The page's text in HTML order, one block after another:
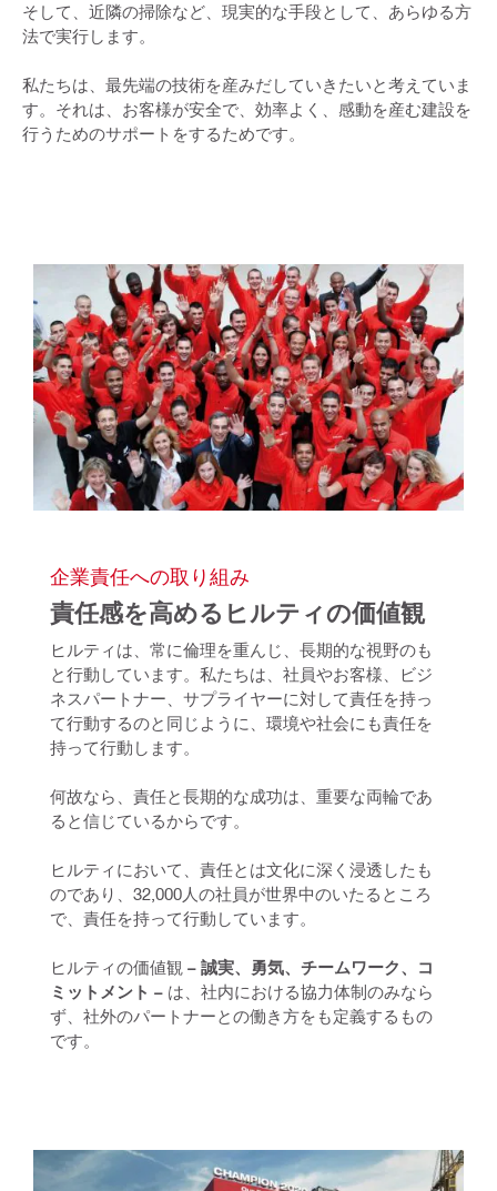
そして、近隣の掃除など、現実的な手段として、あらゆる方
法で実行します。
私たちは、最先端の技術を産みだしていきたいと考えていま
す。それは、お客様が安全で、効率よく、感動を産む建設を
行うためのサポートをするためです。
企業責任への取り組み
責任感を高めるヒルティの価値観
ヒルティは、常に倫理を重んじ、長期的な視野のも
と行動しています。私たちは、社員やお客様、ビジ
ネスパートナー、サプライヤーに対して責任を持っ
て行動するのと同じように、環境や社会にも責任を
持って行動します。
何故なら、責任と長期的な成功は、重要な両輪であ
ると信じているからです。
ヒルティにおいて、責任とは文化に深く浸透したも
のであり、32,000人の社員が世界中のいたるところ
で、責任を持って行動しています。
ヒルティの価値観 – 誠実、勇気、チームワーク、コ
ミットメント – は、社内における協力体制のみなら
ず、社外のパートナーとの働き方をも定義するもの
です。